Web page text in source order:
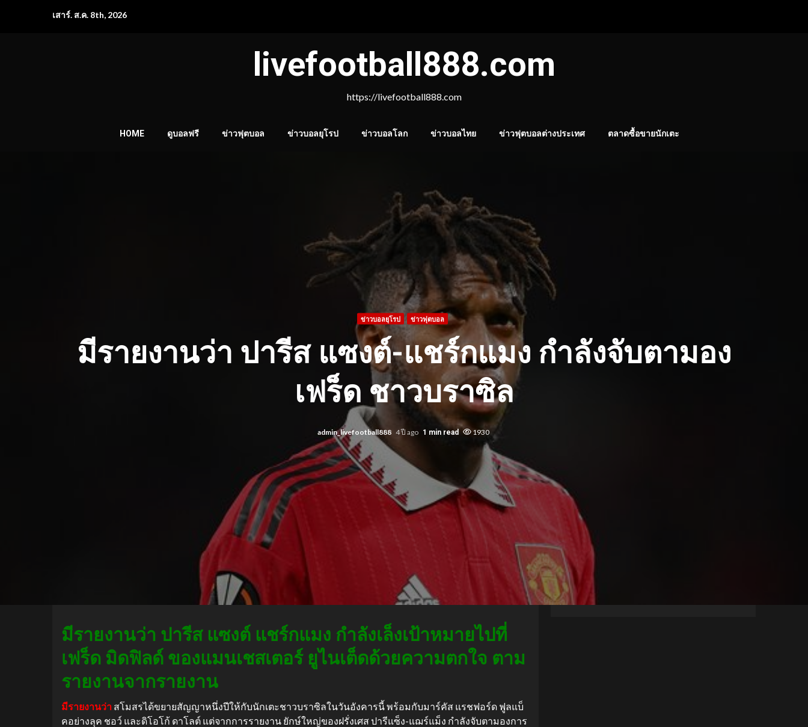
เสาร์. ส.ค. 8th, 2026
livefootball888.com
https://livefootball888.com
HOME ดูบอลฟรี ข่าวฟุตบอล ข่าวบอลยุโรป ข่าวบอลโลก ข่าวบอลไทย ข่าวฟุตบอลต่างประเทศ ตลาดซื้อขายนักเตะ
ข่าวบอลยุโรป ข่าวฟุตบอล
มีรายงานว่า ปารีส แซงต์-แชร์กแมง กำลังจับตามอง
เฟร็ด ชาวบราซิล
admin_livefootball888 4 ปี ago 1 min read 1930
มีรายงานว่า ปารีส แซงต์ แชร์กแมง กำลังเล็งเป้าหมายไปที่
เฟร็ด มิดฟิลด์ ของแมนเชสเตอร์ ยูไนเต็ดด้วยความตกใจ ตาม
รายงานจากรายงาน
มีรายงานว่า สโมสรได้ขยายสัญญาหนึ่งปีให้กับนักเตะชาวบราซิลในวันอังคารนี้ พร้อมกับมาร์คัส แรชฟอร์ด ฟูลแบ็
คอย่างลุค ชอว์ และดิโอโก้ ดาโลต์ แต่จากการรายงาน ยักษ์ใหญ่ของฝรั่งเศส ปารีแซ็ง-แฌร์แม็ง กำลังจับตามองการ